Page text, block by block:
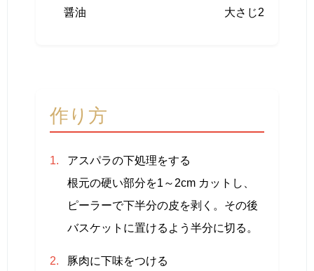
醤油 大さじ2
作り方
アスパラの下処理をする
根元の硬い部分を1～2cm カットし、
ピーラーで下半分の皮を剥く。その後
バスケットに置けるよう半分に切る。
豚肉に下味をつける